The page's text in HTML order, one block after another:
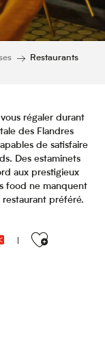
Restaurants
régaler durant
des Flandres
de satisfaire
Des estaminets
aux prestigieux
food ne manquent
préféré.
Ajouter aux